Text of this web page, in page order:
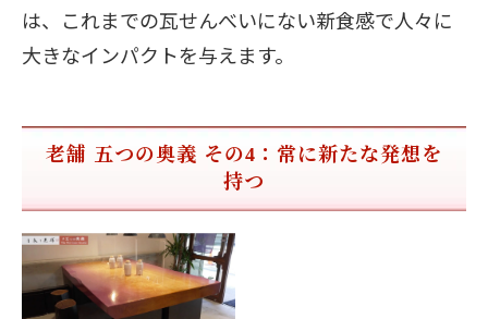
は、これまでの瓦せんべいにない新食感で人々に
大きなインパクトを与えます。
老舗 五つの奥義 その4：常に新たな発想を
持つ